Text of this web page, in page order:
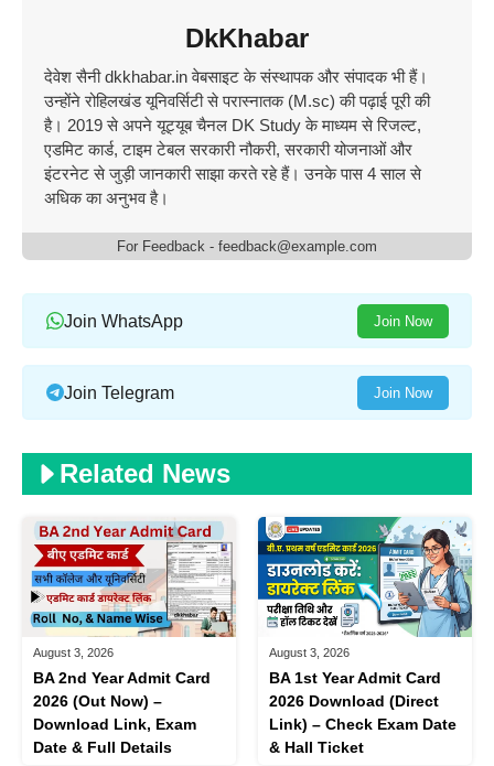
DkKhabar
देवेश सैनी dkkhabar.in वेबसाइट के संस्थापक और संपादक भी हैं।
उन्होंने रोहिलखंड यूनिवर्सिटी से परास्नातक (M.sc) की पढ़ाई पूरी की
है। 2019 से अपने यूट्यूब चैनल DK Study के माध्यम से रिजल्ट,
एडमिट कार्ड, टाइम टेबल सरकारी नौकरी, सरकारी योजनाओं और
इंटरनेट से जुड़ी जानकारी साझा करते रहे हैं। उनके पास 4 साल से
अधिक का अनुभव है।
For Feedback - feedback@example.com
Join WhatsApp Join Now
Join Telegram Join Now
Related News
August 3, 2026
BA 2nd Year Admit Card
2026 (Out Now) –
Download Link, Exam
Date & Full Details
August 3, 2026
BA 1st Year Admit Card
2026 Download (Direct
Link) – Check Exam Date
& Hall Ticket